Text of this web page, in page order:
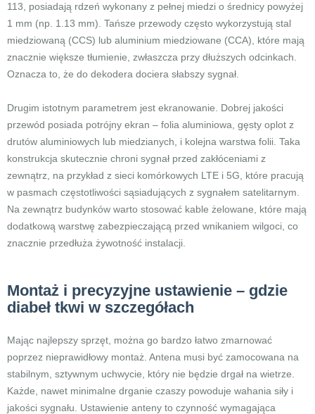
113, posiadają rdzeń wykonany z pełnej miedzi o średnicy powyżej
1 mm (np. 1.13 mm). Tańsze przewody często wykorzystują stal
miedziowaną (CCS) lub aluminium miedziowane (CCA), które mają
znacznie większe tłumienie, zwłaszcza przy dłuższych odcinkach.
Oznacza to, że do dekodera dociera słabszy sygnał.
Drugim istotnym parametrem jest ekranowanie. Dobrej jakości
przewód posiada potrójny ekran – folia aluminiowa, gęsty oplot z
drutów aluminiowych lub miedzianych, i kolejna warstwa folii. Taka
konstrukcja skutecznie chroni sygnał przed zakłóceniami z
zewnątrz, na przykład z sieci komórkowych LTE i 5G, które pracują
w pasmach częstotliwości sąsiadujących z sygnałem satelitarnym.
Na zewnątrz budynków warto stosować kable żelowane, które mają
dodatkową warstwę zabezpieczającą przed wnikaniem wilgoci, co
znacznie przedłuża żywotność instalacji.
Montaż i precyzyjne ustawienie – gdzie
diabeł tkwi w szczegółach
Mając najlepszy sprzęt, można go bardzo łatwo zmarnować
poprzez nieprawidłowy montaż. Antena musi być zamocowana na
stabilnym, sztywnym uchwycie, który nie będzie drgał na wietrze.
Każde, nawet minimalne drganie czaszy powoduje wahania siły i
jakości sygnału. Ustawienie anteny to czynność wymagająca